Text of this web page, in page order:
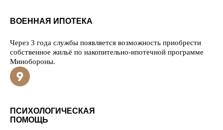
ВОЕННАЯ ИПОТЕКА
Через 3 года службы появляется возможность приобрести
собственное жильё по накопительно-ипотечной программе
Минобороны.
ПСИХОЛОГИЧЕСКАЯ
ПОМОЩЬ